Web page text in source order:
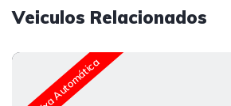
Veiculos Relacionados
Caixa Automática